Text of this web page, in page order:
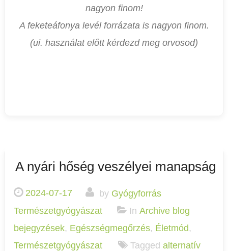
nagyon finom!
A feketeáfonya levél forrázata is nagyon finom.
(ui. használat előtt kérdezd meg orvosod)
A nyári hőség veszélyei manapság
2024-07-17 by Gyógyforrás
Természetgyógyászat
In Archive blog
bejegyzések, Egészségmegőrzés, Életmód,
Természetgyógyászat
Tagged alternatív